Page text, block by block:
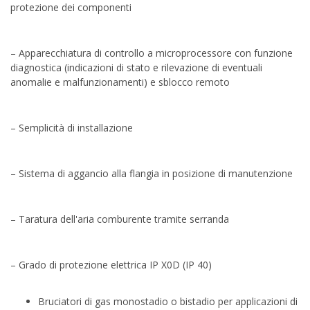
protezione dei componenti
– Apparecchiatura di controllo a microprocessore con funzione
diagnostica (indicazioni di stato e rilevazione di eventuali
anomalie e malfunzionamenti) e sblocco remoto
– Semplicità di installazione
– Sistema di aggancio alla flangia in posizione di manutenzione
– Taratura dell'aria comburente tramite serranda
– Grado di protezione elettrica IP X0D (IP 40)
Bruciatori di gas monostadio o bistadio per applicazioni di